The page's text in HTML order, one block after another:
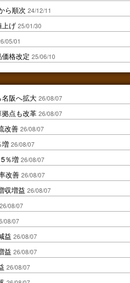
ら順次 24/12/11
上げ 25/01/30
05/01
格改定 25/06/10
阪へ拡大 26/08/07
点も改革 26/08/07
改善 26/08/07
増 26/08/07
％増 26/08/07
改善 26/08/07
収増益 26/08/07
26/08/07
08/07
益 26/08/07
益 26/08/07
26/08/07